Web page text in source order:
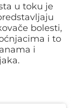
u toku je
bolesti,
i to
i